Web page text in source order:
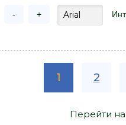
- +
1 2
Перейти на